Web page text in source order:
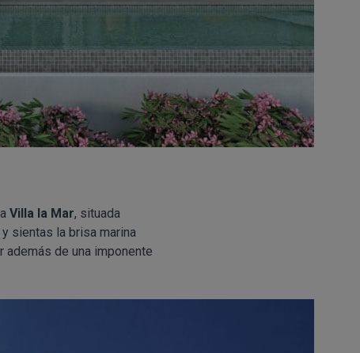
Villa la Mar, situada
sientas la brisa marina
además de una imponente